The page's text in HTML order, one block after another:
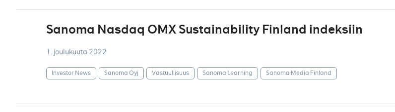
Sanoma Nasdaq OMX Sustainability Finland indeksiin
1. joulukuuta 2022
Investor News Sanoma Oyj Vastuullisuus Sanoma Learning Sanoma Media Finland